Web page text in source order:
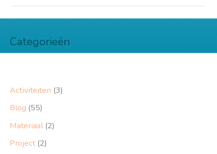
II
Categorieën
Activiteiten (3)
Blog (55)
Materiaal (2)
Project (2)